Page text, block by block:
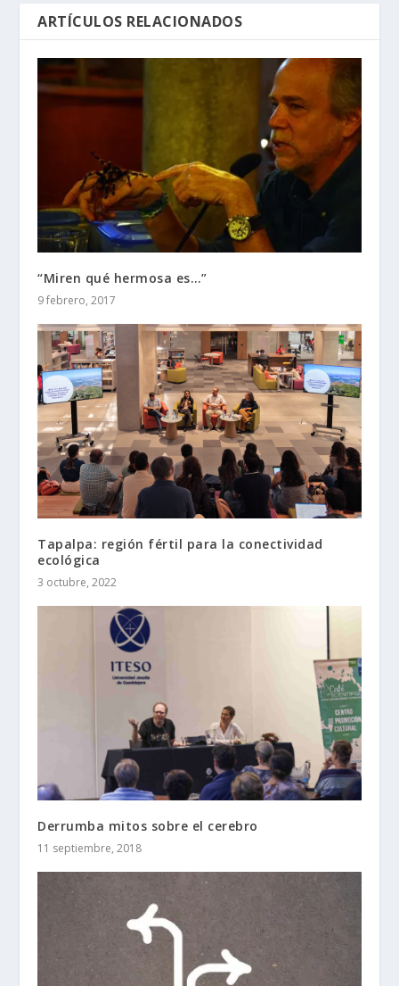
ARTÍCULOS RELACIONADOS
“Miren qué hermosa es…”
9 febrero, 2017
Tapalpa: región fértil para la conectividad
ecológica
3 octubre, 2022
Derrumba mitos sobre el cerebro
11 septiembre, 2018